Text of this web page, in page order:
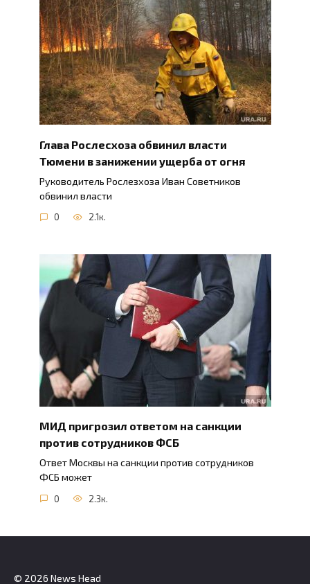
Глава Рослесхоза обвинил власти
Тюмени в занижении ущерба от огня
Руководитель Рослезхоза Иван Советников
обвинил власти
0 2.1к.
МИД пригрозил ответом на санкции
против сотрудников ФСБ
Ответ Москвы на санкции против сотрудников
ФСБ может
0 2.3к.
© 2026 News Head